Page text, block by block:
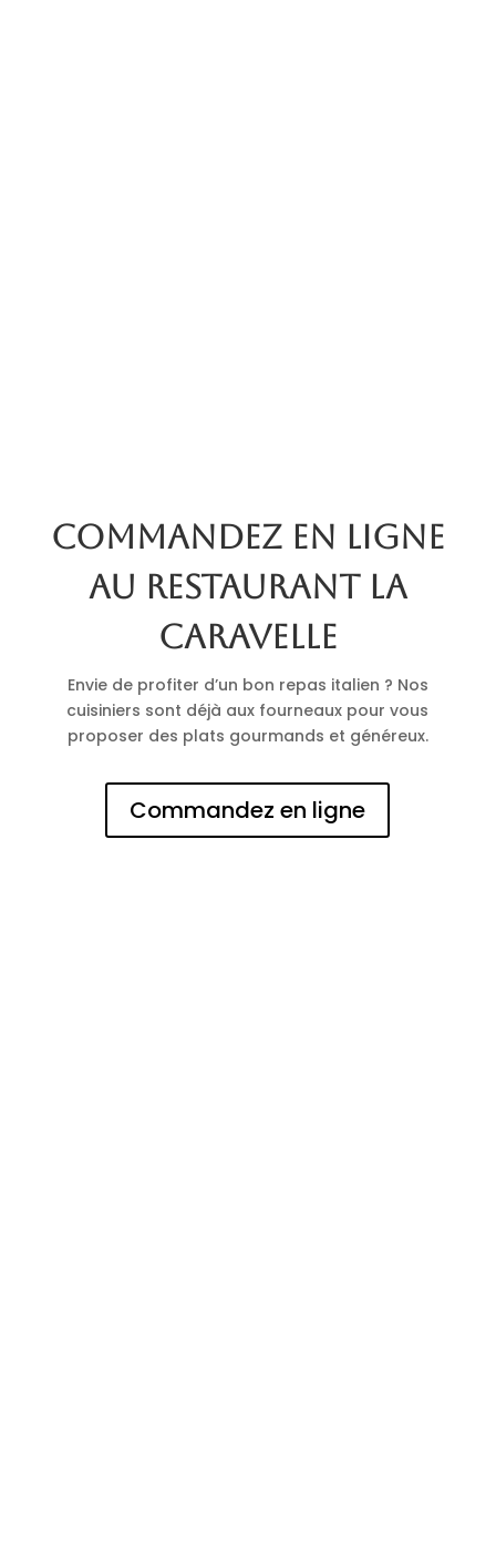
Commandez en ligne
au restaurant La
Caravelle
Envie de profiter d’un bon repas italien ? Nos
cuisiniers sont déjà aux fourneaux pour vous
proposer des plats gourmands et généreux.
Commandez en ligne